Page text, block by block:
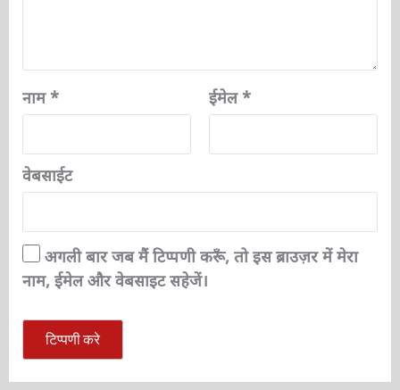
नाम* ईमेल*
वेबसाईट
अगली बार जब मैं टिप्पणी करूँ, तो इस ब्राउज़र में मेरा